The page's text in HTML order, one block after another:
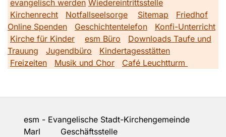
evangelisch werden Wiedereintrittsstelle
Kirchenrecht
Notfallseelsorge Sitemap
Friedhof
Online Spenden
Geschichtentelefon
Konfi-Unterricht
Kirche für Kinder
esm Büro
Downloads Taufe und
Trauung
Jugendbüro
Kindertagesstätten
Freizeiten
Musik und Chor Café Leuchtturm
esm - Evangelische Stadt-Kirchengemeinde
Marl Geschäftsstelle